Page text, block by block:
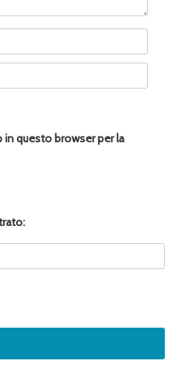
questo browser per la